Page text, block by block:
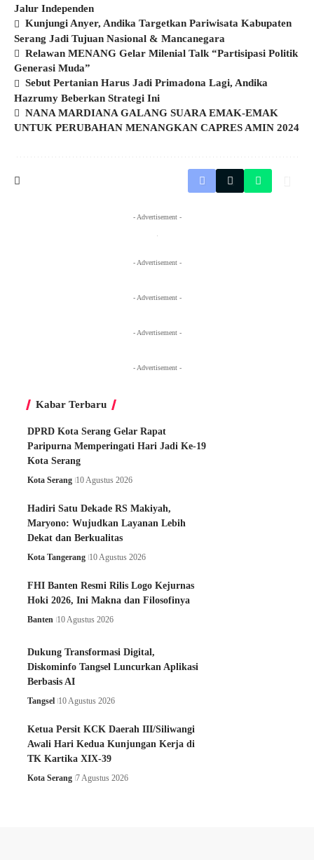
Jalur Independen
Kunjungi Anyer, Andika Targetkan Pariwisata Kabupaten
Serang Jadi Tujuan Nasional & Mancanegara
Relawan MENANG Gelar Milenial Talk “Partisipasi Politik
Generasi Muda”
Sebut Pertanian Harus Jadi Primadona Lagi, Andika
Hazrumy Beberkan Strategi Ini
NANA MARDIANA GALANG SUARA EMAK-EMAK
UNTUK PERUBAHAN MENANGKAN CAPRES AMIN 2024
- Advertisement -
- Advertisement -
- Advertisement -
- Advertisement -
- Advertisement -
Kabar Terbaru
DPRD Kota Serang Gelar Rapat
Paripurna Memperingati Hari Jadi Ke-19
Kota Serang
Kota Serang 10 Agustus 2026
Hadiri Satu Dekade RS Makiyah,
Maryono: Wujudkan Layanan Lebih
Dekat dan Berkualitas
Kota Tangerang 10 Agustus 2026
FHI Banten Resmi Rilis Logo Kejurnas
Hoki 2026, Ini Makna dan Filosofinya
Banten 10 Agustus 2026
Dukung Transformasi Digital,
Diskominfo Tangsel Luncurkan Aplikasi
Berbasis AI
Tangsel 10 Agustus 2026
Ketua Persit KCK Daerah III/Siliwangi
Awali Hari Kedua Kunjungan Kerja di
TK Kartika XIX-39
Kota Serang 7 Agustus 2026